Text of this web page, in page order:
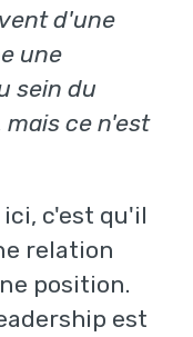
d'une
une
sein du
ce n'est
c'est qu'il
relation
position.
est